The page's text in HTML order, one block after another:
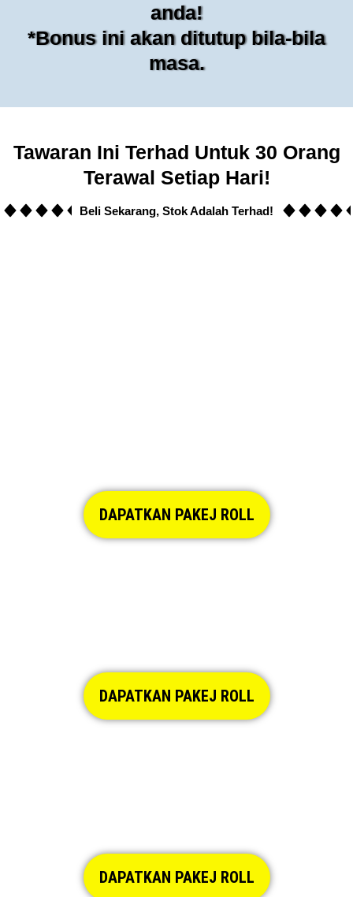
anda!
*Bonus ini akan ditutup bila-bila
masa.
Tawaran Ini Terhad Untuk 30 Orang
Terawal Setiap Hari!
Beli Sekarang, Stok Adalah Terhad!
DAPATKAN PAKEJ ROLL
DAPATKAN PAKEJ ROLL
DAPATKAN PAKEJ ROLL